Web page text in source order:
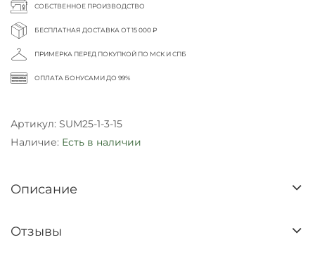
СОБСТВЕННОЕ ПРОИЗВОДСТВО
БЕСПЛАТНАЯ ДОСТАВКА ОТ 15 000 ₽
ПРИМЕРКА ПЕРЕД ПОКУПКОЙ ПО МСК И СПБ
ОПЛАТА БОНУСАМИ ДО 99%
Артикул: SUM25-1-3-15
Наличие: Есть в наличии
Описание
Отзывы